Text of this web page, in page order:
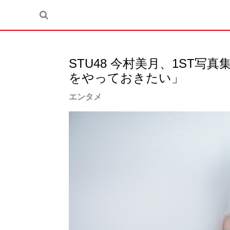
STU48 今村美月、1ST写真
をやっておきたい」
エンタメ